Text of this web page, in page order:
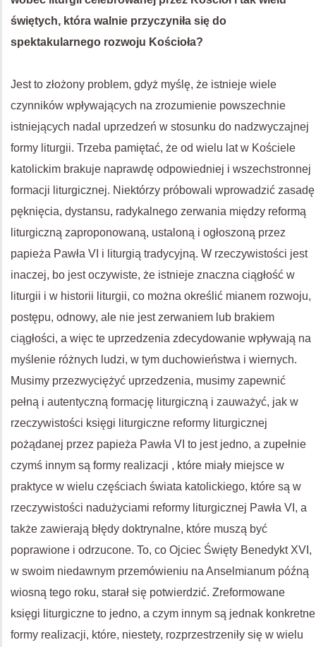
świętych, która walnie przyczyniła się do
spektakularnego rozwoju Kościoła?
Jest to złożony problem, gdyż myślę, że istnieje wiele
czynników wpływających na zrozumienie powszechnie
istniejących nadal uprzedzeń w stosunku do nadzwyczajnej
formy liturgii. Trzeba pamiętać, że od wielu lat w Kościele
katolickim brakuje naprawdę odpowiedniej i wszechstronnej
formacji liturgicznej. Niektórzy próbowali wprowadzić zasadę
pęknięcia, dystansu, radykalnego zerwania między reformą
liturgiczną zaproponowaną, ustaloną i ogłoszoną przez
papieża Pawła VI i liturgią tradycyjną. W rzeczywistości jest
inaczej, bo jest oczywiste, że istnieje znaczna ciągłość w
liturgii i w historii liturgii, co można określić mianem rozwoju,
postępu, odnowy, ale nie jest zerwaniem lub brakiem
ciągłości, a więc te uprzedzenia zdecydowanie wpływają na
myślenie różnych ludzi, w tym duchowieństwa i wiernych.
Musimy przezwyciężyć uprzedzenia, musimy zapewnić
pełną i autentyczną formację liturgiczną i zauważyć, jak w
rzeczywistości księgi liturgiczne reformy liturgicznej
pożądanej przez papieża Pawła VI to jest jedno, a zupełnie
czymś innym są formy realizacji , które miały miejsce w
praktyce w wielu częściach świata katolickiego, które są w
rzeczywistości nadużyciami reformy liturgicznej Pawła VI, a
także zawierają błędy doktrynalne, które muszą być
poprawione i odrzucone. To, co Ojciec Święty Benedykt XVI,
w swoim niedawnym przemówieniu na Anselmianum późną
wiosną tego roku, starał się potwierdzić. Zreformowane
księgi liturgiczne to jedno, a czym innym są jednak konkretne
formy realizacji, które, niestety, rozprzestrzeniły się w wielu